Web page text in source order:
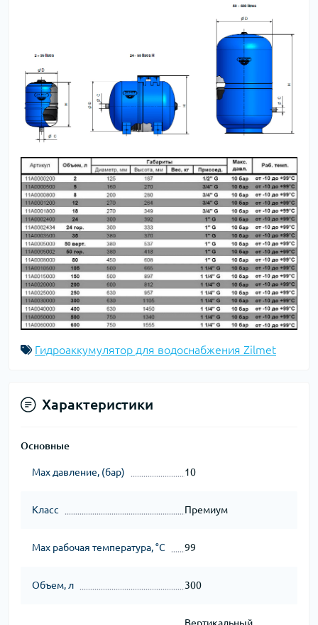
Гидроаккумулятор для водоснабжения Zilmet
Характеристики
Основные
Max давление, (бар) 10
Класс Премиум
Мах рабочая температура, °C 99
Объем, л 300